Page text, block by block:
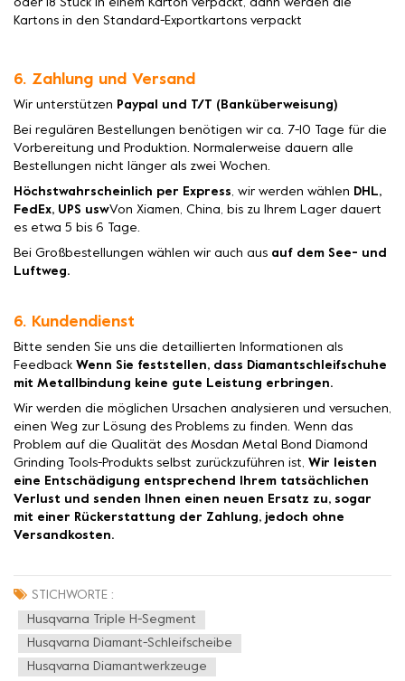
oder 18 Stück in einem Karton verpackt, dann werden die
Kartons in den Standard-Exportkartons verpackt
6. Zahlung und Versand
Wir unterstützen Paypal und T/T (Banküberweisung)
Bei regulären Bestellungen benötigen wir ca. 7-10 Tage für die
Vorbereitung und Produktion. Normalerweise dauern alle
Bestellungen nicht länger als zwei Wochen.
Höchstwahrscheinlich per Express, wir werden wählen DHL,
FedEx, UPS uswVon Xiamen, China, bis zu Ihrem Lager dauert
es etwa 5 bis 6 Tage.
Bei Großbestellungen wählen wir auch aus auf dem See- und
Luftweg.
6. Kundendienst
Bitte senden Sie uns die detaillierten Informationen als
Feedback Wenn Sie feststellen, dass Diamantschleifschuhe
mit Metallbindung keine gute Leistung erbringen.
Wir werden die möglichen Ursachen analysieren und versuchen,
einen Weg zur Lösung des Problems zu finden. Wenn das
Problem auf die Qualität des Mosdan Metal Bond Diamond
Grinding Tools-Produkts selbst zurückzuführen ist, Wir leisten
eine Entschädigung entsprechend Ihrem tatsächlichen
Verlust und senden Ihnen einen neuen Ersatz zu, sogar
mit einer Rückerstattung der Zahlung, jedoch ohne
Versandkosten.
STICHWORTE :
Husqvarna Triple H-Segment
Husqvarna Diamant-Schleifscheibe
Husqvarna Diamantwerkzeuge